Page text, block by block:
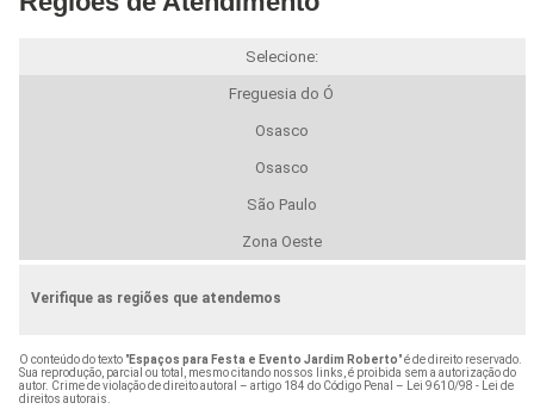
Selecione:
Freguesia do Ó
Osasco
Osasco
São Paulo
Zona Oeste
Verifique as regiões que atendemos
O conteúdo do texto "Espaços para Festa e Evento Jardim Roberto" é de direito reservado.
Sua reprodução, parcial ou total, mesmo citando nossos links, é proibida sem a autorização do
autor. Crime de violação de direito autoral – artigo 184 do Código Penal –
Lei 9610/98 - Lei de
direitos autorais